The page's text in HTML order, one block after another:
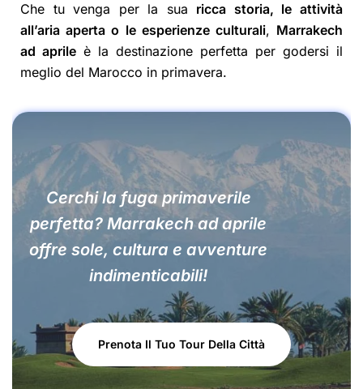
Che tu venga per la sua ricca storia, le attività
all’aria aperta o le esperienze culturali, Marrakech
ad aprile è la destinazione perfetta per godersi il
meglio del Marocco in primavera.
Cerchi la fuga primaverile
perfetta? Marrakech ad aprile
offre sole, cultura e avventure
indimenticabili!
Prenota Il Tuo Tour Della Città